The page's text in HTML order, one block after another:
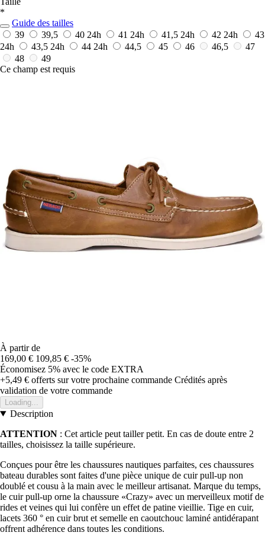
*
Guide des tailles
39
39,5 40 24h 41 24h 41,5 24h 42 24h
43
24h
43,5 24h 44 24h 44,5 45 46 46,5
47
48
49
Ce champ est requis
À partir de
169,00 € 109,85 € -35%
Économisez 5% avec le code EXTRA
+5,49 € offerts sur votre prochaine commande Crédités après
validation de votre commande
Loading...
Description
ATTENTION : Cet article peut tailler petit. En cas de doute entre 2
tailles, choisissez la taille supérieure.
Conçues pour être les chaussures nautiques parfaites, ces chaussures
bateau durables sont faites d'une pièce unique de cuir pull-up non
doublé et cousu à la main avec le meilleur artisanat. Marque du temps,
le cuir pull-up orne la chaussure «Crazy» avec un merveilleux motif de
rides et veines qui lui confère un effet de patine vieillie. Tige en cuir,
lacets 360 ° en cuir brut et semelle en caoutchouc laminé antidérapant
offrent adhérence dans toutes les conditions.